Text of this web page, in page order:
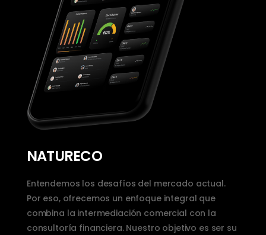
NATURECO
Entendemos los desafíos del mercado actual.
Por eso, ofrecemos un enfoque integral que
combina la intermediación comercial con la
consultoría financiera. Nuestro objetivo es ser su